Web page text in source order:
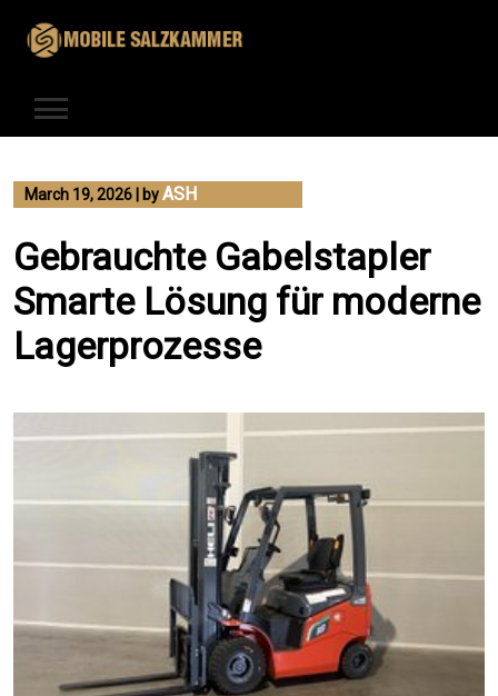
content
March 19, 2026 byASH
Gebrauchte Gabelstapler
Smarte Lösung für moderne
Lagerprozesse